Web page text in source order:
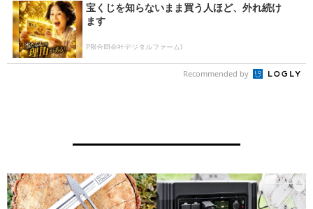
宝くじを知らないまま買う人ほど、外れ続け
ます
PR(合同会社デジタルファーム)
Recommended by